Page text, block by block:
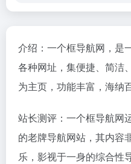
介绍：一个框导航网，是
各种网址，集便捷、简洁
为主页，功能丰富，海纳
站长测评：一个框导航网
的老牌导航网站，其内容
乐，影视于一身的综合性